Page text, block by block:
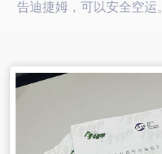
告迪捷姆，可以安全空运。